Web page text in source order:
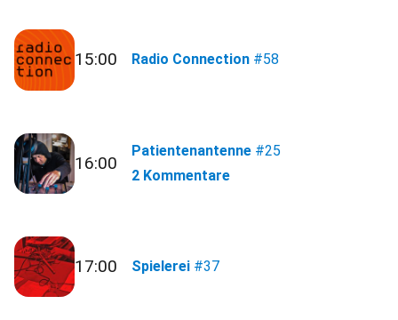
15:00 Radio Connection #58
16:00
Patientenantenne #25
2 Kommentare
17:00 Spielerei #37